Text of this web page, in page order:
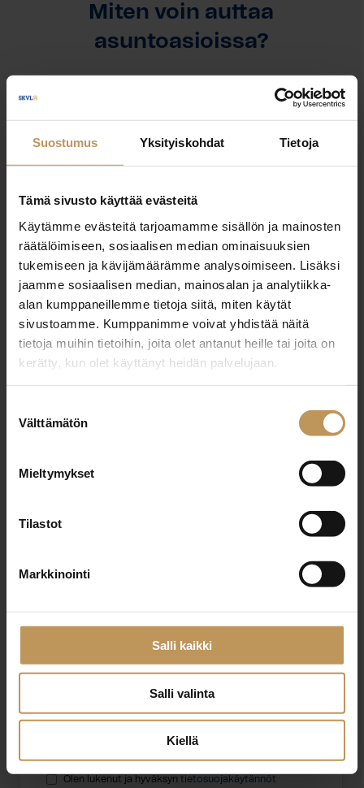
Suostumus Yksityiskohdat Tietoja
Tämä sivusto käyttää evästeitä
Käytämme evästeitä tarjoamamme sisällön ja mainosten
räätälöimiseen, sosiaalisen median ominaisuuksien
tukemiseen ja kävijämäärämme analysoimiseen. Lisäksi
jaamme sosiaalisen median, mainosalan ja analytiikka-
alan kumppaneillemme tietoja siitä, miten käytät
sivustoamme. Kumppanimme voivat yhdistää näitä
tietoja muihin tietoihin, joita olet antanut heille tai joita on
kerätty, kun olet käyttänyt heidän palvelujaan.
valinta
Välttämätön
Mieltymykset
Tilastot
Markkinointi
Salli kaikki
Salli valinta
Kiellä
Miten voin auttaa
asuntoasioissa?
Jätä yhteystietosi, niin otan yhteyttä
Anu Nevala
anu@doorlkv.fi
"*" näyttää pakolliset kentät
Aihe
Sähköposti
Olen lukenut ja hyväksyn tietosuojakäytännöt